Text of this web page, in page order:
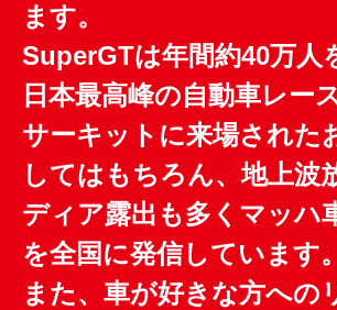
ます。
SuperGTは年間約40万人
日本最高峰の自動車レー
サーキットに来場された
してはもちろん、地上波
ディア露出も多くマッハ
を全国に発信しています。
また、車が好きな方への